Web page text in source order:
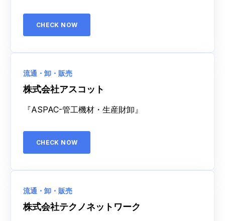
CHECK NOW
流通・卸・販売
株式会社アスコット
『ASPAC-管工機材・生産財卸』
CHECK NOW
流通・卸・販売
株式会社テクノネットワーク